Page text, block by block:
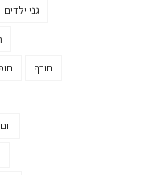
גני ילדים
חורף